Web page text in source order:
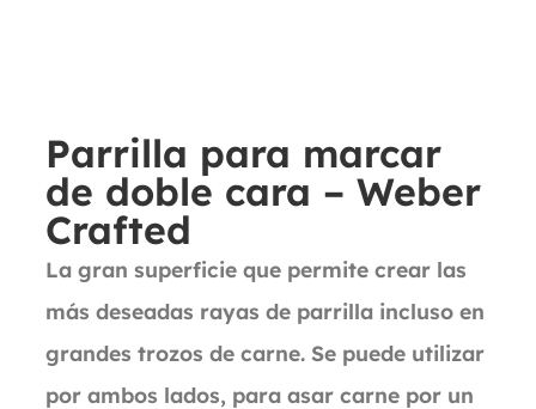
Parrilla para marcar
de doble cara – Weber
Crafted
La gran superficie que permite crear las
más deseadas rayas de parrilla incluso en
grandes trozos de carne. Se puede utilizar
por ambos lados, para asar carne por un